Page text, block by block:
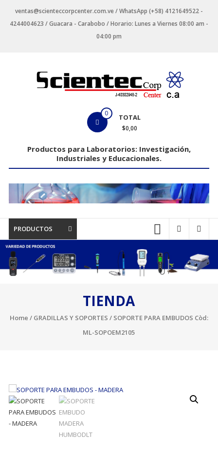
contenido
ventas@scienteccorpcenter.com.ve / WhatsApp (+58) 4121649522 -
4244004623 / Guacara - Carabobo / Horario: Lunes a Viernes 08:00 am -
04:00 pm
Laboratorios
Industriales
y
Educacionales.
0 TOTAL
$0,00
Productos para Laboratorios: Investigación,
Industriales y Educacionales.
PRODUCTOS
TIENDA
Home / GRADILLAS Y SOPORTES / SOPORTE PARA EMBUDOS Còd:
ML-SOPOEM2105